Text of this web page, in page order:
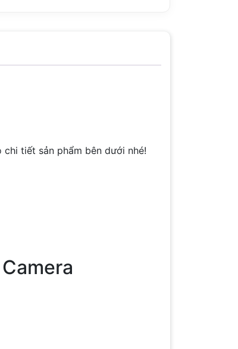
chi tiết sản phẩm bên dưới nhé!